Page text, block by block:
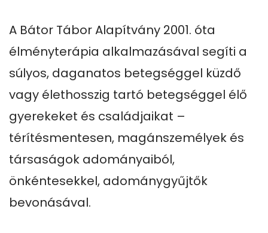
A Bátor Tábor Alapítvány 2001. óta
élményterápia alkalmazásával segíti a
súlyos, daganatos betegséggel küzdő
vagy élethosszig tartó betegséggel élő
gyerekeket és családjaikat –
térítésmentesen, magánszemélyek és
társaságok adományaiból,
önkéntesekkel, adománygyűjtők
bevonásával.